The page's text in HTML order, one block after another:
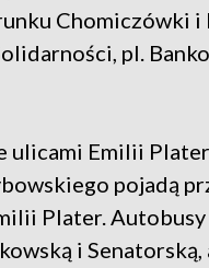
Chomiczówki
pl.
Emilii
pojadą
Plater.
i